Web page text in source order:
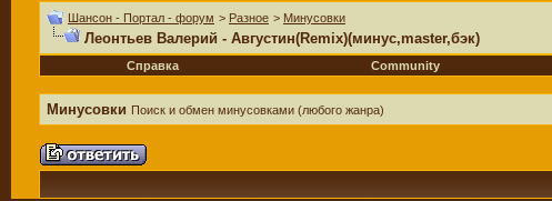
Шансон - Портал - форум > Разное > Минусовки
Леонтьев Валерий - Августин(Remix)(минус,master,бэк)
Справка
Community
Минусовки Поиск и обмен минусовками (любого жанра)